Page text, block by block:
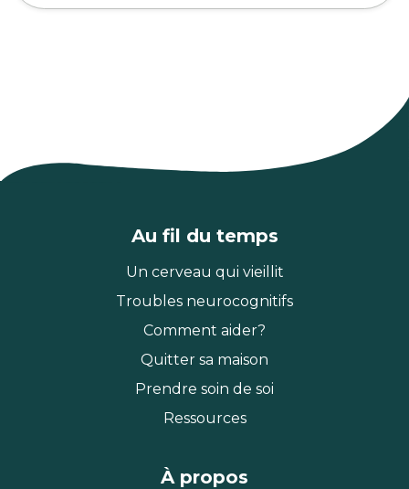
Au fil du temps
Un cerveau qui vieillit
Troubles neurocognitifs
Comment aider?
Quitter sa maison
Prendre soin de soi
Ressources
À propos